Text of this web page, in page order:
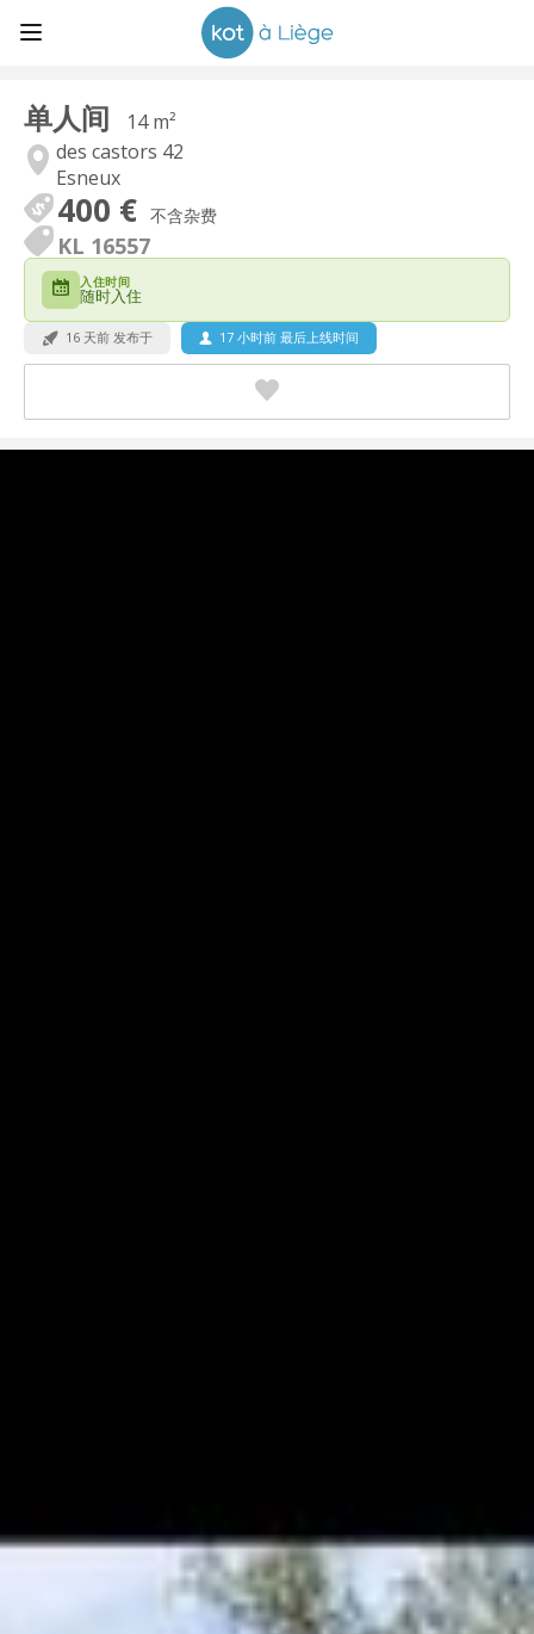
单人间
14 m²
des castors 42
Esneux
400 € 不含杂费
KL 16557
入住时间
随时入住
16 天前 发布于 17 小时前 最后上线时间